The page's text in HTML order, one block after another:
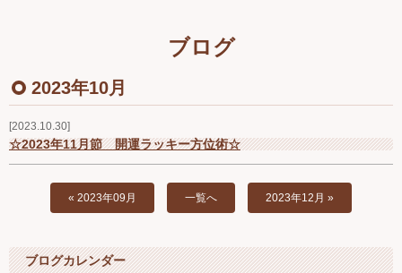
お問い合わせ
４月の営業案内
ブログ
2023年10月
2023.10.30
☆2023年11月節 開運ラッキー方位術☆
« 2023年09月 一覧へ 2023年12月 »
ブログカレンダー